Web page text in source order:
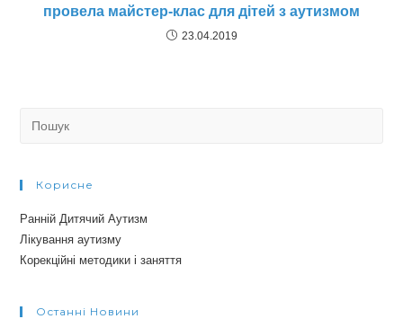
провела майстер-клас для дітей з аутизмом
23.04.2019
Корисне
Ранній Дитячий Аутизм
Лікування аутизму
Корекційні методики і заняття
Останні Новини